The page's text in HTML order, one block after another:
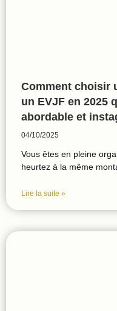
Comment choisir
un EVJF en 2025
abordable et
04/10/2025
Vous êtes en pleine
heurtez à la même
Lire la suite »